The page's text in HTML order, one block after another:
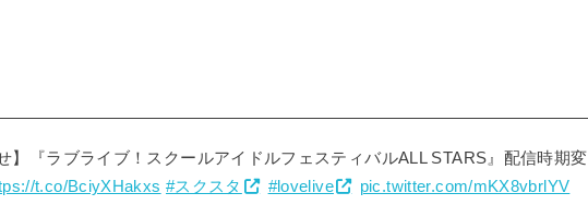
】『ラブライブ！スクールアイドルフェスティバルALL STARS』配信時期変
t.co/BciyXHakxs #スクスタ #lovelive pic.twitter.com/mKX8vbrlYV